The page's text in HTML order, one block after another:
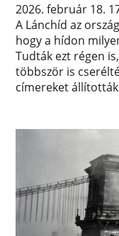
2026. február 18.
A Lánchíd az
hogy a hídon
Tudták ezt régen
többször is
címereket